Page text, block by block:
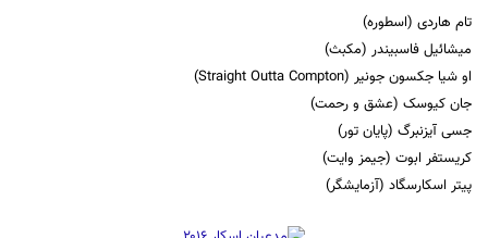
تام هاردی (اسطوره)
میشائیل فاسبیندر (مکبث)
او شیا جکسون جونیر (Straight Outta Compton)
جان کیوسک (عشق و رحمت)
جسی آیزنبرگ (پایان تور)
کریستفر ابوت (جیمز وایت)
پیتر اسکارسگاد (آزمایشگر)